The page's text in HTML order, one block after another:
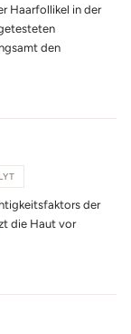
Haarfollikel in der
den
der
die Haut vor